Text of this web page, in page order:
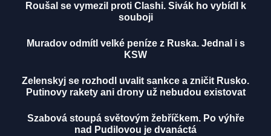
Roušal se vymezil proti Clashi. Sivák ho vybídl k
souboji
Muradov odmítl velké peníze z Ruska. Jednal i s
KSW
Zelenskyj se rozhodl uvalit sankce a zničit Rusko.
Putinovy rakety ani drony už nebudou existovat
Szabová stoupá světovým žebříčkem. Po výhře
nad Pudilovou je dvanáctá